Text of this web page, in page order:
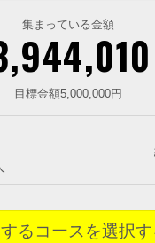
集まっている金額
目標金額5,000,000円
るコースを選択す